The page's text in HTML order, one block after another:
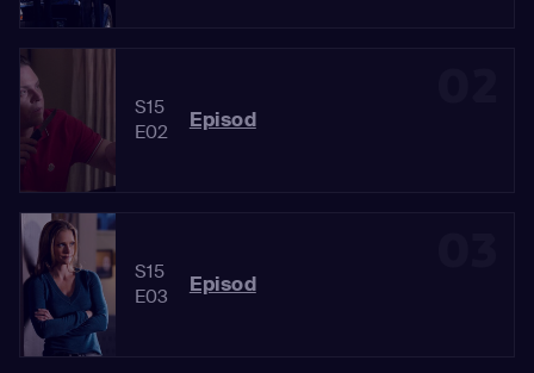
S15
E02
Episod
S15
E03
Episod